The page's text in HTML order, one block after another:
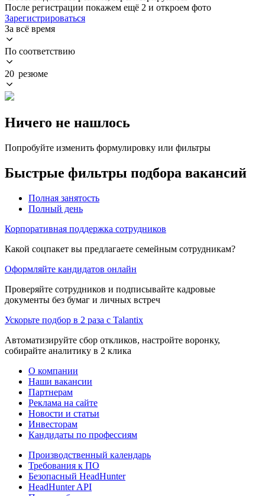
После регистрации покажем ещё 2 и откроем фото
Зарегистрироваться
За всё время
По соответствию
20 резюме
Ничего не нашлось
Попробуйте изменить формулировку или фильтры
Быстрые фильтры подбора вакансий
Полная занятость
Полный день
Корпоративная поддержка сотрудников
Какой соцпакет вы предлагаете семейным сотрудникам?
Оформляйте кандидатов онлайн
Проверяйте сотрудников и подписывайте кадровые
документы без бумаг и личных встреч
Ускорьте подбор в 2 раза с Talantix
Автоматизируйте сбор откликов, настройте воронку,
собирайте аналитику в 2 клика
О компании
Наши вакансии
Партнерам
Реклама на сайте
Новости и статьи
Инвесторам
Кандидаты по профессиям
Производственный календарь
Требования к ПО
Безопасный HeadHunter
HeadHunter API